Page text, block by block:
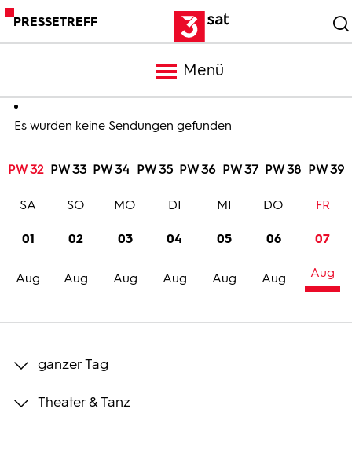
PRESSETREFF
Menü
Meldungen
Programm
Trailer
Bilder
Es wurden keine Sendungen gefunden
PW 32 PW 33 PW 34 PW 35 PW 36 PW 37 PW 38 PW 39
01
Aug
SA
02
Aug
SO
03
Aug
MO
04
Aug
DI
05
Aug
MI
06
Aug
DO
07
Aug
FR
ganzer Tag
Theater & Tanz